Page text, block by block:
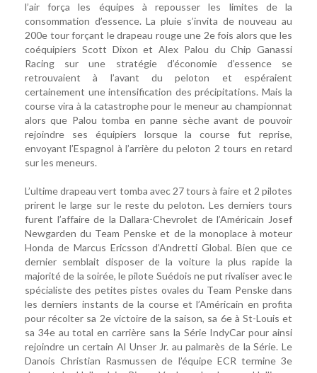
l’air força les équipes à repousser les limites de la
consommation d’essence. La pluie s’invita de nouveau au
200e tour forçant le drapeau rouge une 2e fois alors que les
coéquipiers Scott Dixon et Alex Palou du Chip Ganassi
Racing sur une stratégie d’économie d’essence se
retrouvaient à l’avant du peloton et espéraient
certainement une intensification des précipitations. Mais la
course vira à la catastrophe pour le meneur au championnat
alors que Palou tomba en panne sèche avant de pouvoir
rejoindre ses équipiers lorsque la course fut reprise,
envoyant l’Espagnol à l’arrière du peloton 2 tours en retard
sur les meneurs.
L’ultime drapeau vert tomba avec 27 tours à faire et 2 pilotes
prirent le large sur le reste du peloton. Les derniers tours
furent l’affaire de la Dallara-Chevrolet de l’Américain Josef
Newgarden du Team Penske et de la monoplace à moteur
Honda de Marcus Ericsson d’Andretti Global. Bien que ce
dernier semblait disposer de la voiture la plus rapide la
majorité de la soirée, le pilote Suédois ne put rivaliser avec le
spécialiste des petites pistes ovales du Team Penske dans
les derniers instants de la course et l’Américain en profita
pour récolter sa 2e victoire de la saison, sa 6e à St-Louis et
sa 34e au total en carrière sans la Série IndyCar pour ainsi
rejoindre un certain Al Unser Jr. au palmarès de la Série. Le
Danois Christian Rasmussen de l’équipe ECR termine 3e